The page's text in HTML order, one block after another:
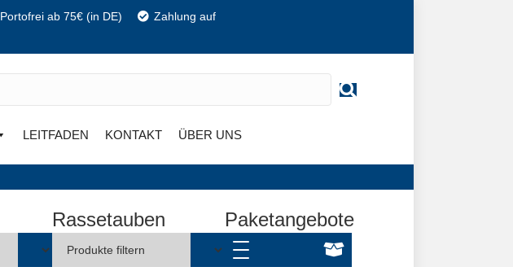
ab 75€ (in DE)
Zahlung auf
LEITFADEN KONTAKT ÜBER UNS
Rassetauben Paketangebote